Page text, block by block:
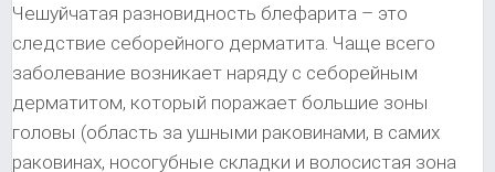
Чешуйчатая разновидность блефарита – это
следствие себорейного дерматита. Чаще всего
заболевание возникает наряду с себорейным
дерматитом, который поражает большие зоны
головы (область за ушными раковинами, в самих
раковинах, носогубные складки и волосистая зона